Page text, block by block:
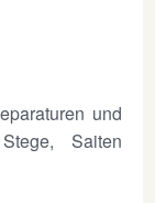
und
Saiten